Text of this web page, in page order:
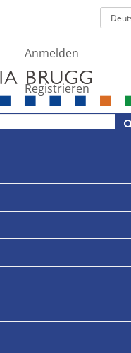
Anmelden
Registrieren